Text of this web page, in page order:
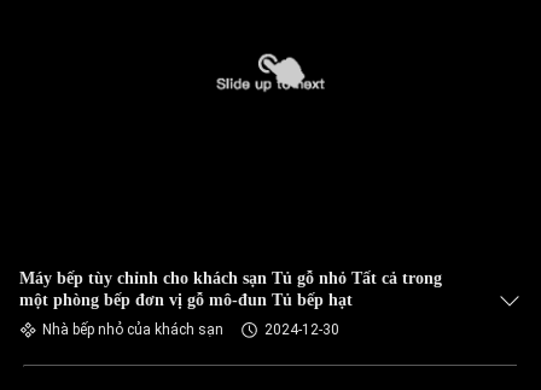
Máy bếp tùy chỉnh cho khách sạn Tủ gỗ nhỏ Tất cả trong
một phòng bếp đơn vị gỗ mô-đun Tủ bếp hạt
Nhà bếp nhỏ của khách sạn 2024-12-30